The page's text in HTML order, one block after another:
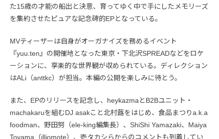
た15歳の才能の船出と決意、育ってゆく中で手にしたメモリーズ
を集約させたピュアな記念碑的EPとなっている。
MVティーザーは自身がオーガナイズを務めるイベント
『yuu.ten』の開催地となった東京・下北沢SPREADなどをロケ
ーションに、享楽的な世界観が収められている。ディレクション
はALi（anttkc）が担当。本編の公開を楽しみに待とう。
また、EPのリリースを記念し、heykazmaとB2Bユニット・
machakaruを組むDJ asakこと北村蕗をはじめ、食品まつりa.k.a
foodman、野田努（ele-king編集長）、ShiShi Yamazaki、Maiya
Toyama（illiomote）、壱タカシらからのコメントも到着してい